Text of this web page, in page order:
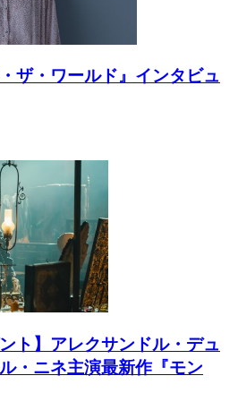
ザ・ワールド』インタビュ
ト】アレクサンドル・デュ
・ニネ主演最新作『モン